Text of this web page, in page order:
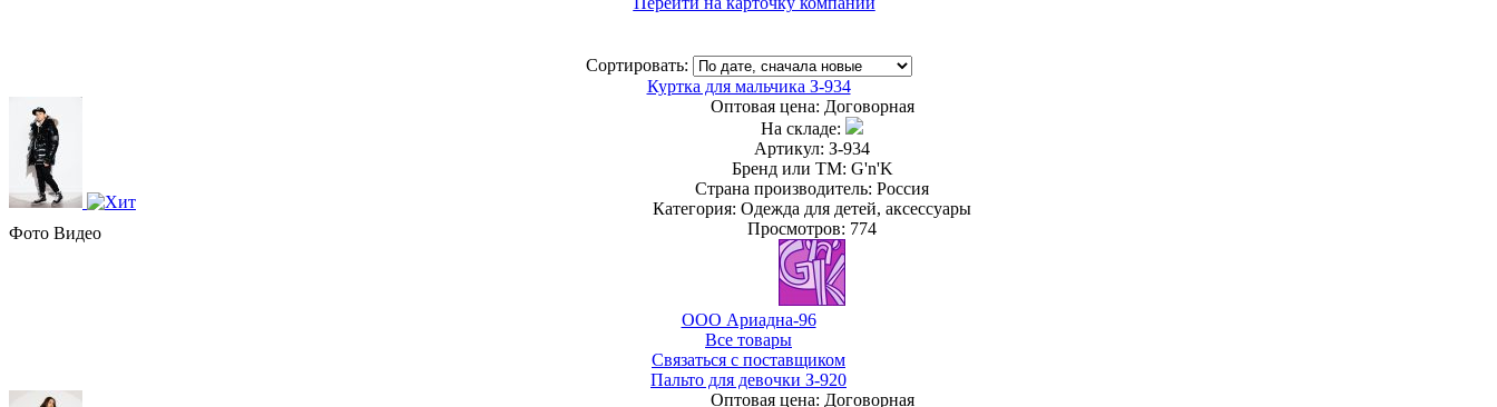
Сортировать:
Куртка для мальчика З-934
Фото Видео
Оптовая цена: Договорная
На складе:
Артикул: З-934
Бренд или ТМ: G'n'K
Страна производитель: Россия
Категория: Одежда для детей, аксессуары
Просмотров: 774
ООО Ариадна-96
Все товары
Связаться с поставщиком
Пальто для девочки З-920
Оптовая цена: Договорная